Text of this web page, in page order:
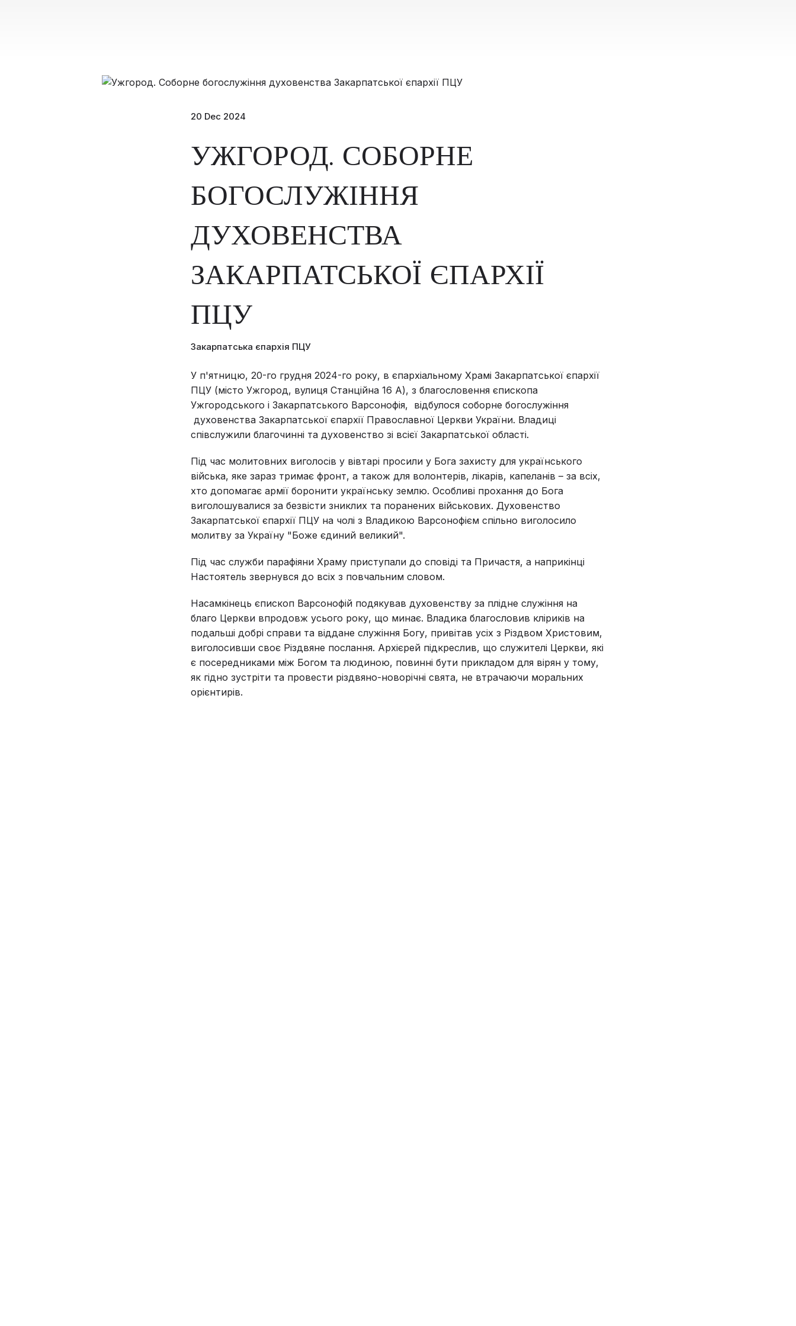
20 Dec 2024
УЖГОРОД. СОБОРНЕ
БОГОСЛУЖІННЯ
ДУХОВЕНСТВА
ЗАКАРПАТСЬКОЇ ЄПАРХІЇ
ПЦУ
Закарпатська єпархія ПЦУ
У п'ятницю, 20-го грудня 2024-го року, в єпархіальному Храмі Закарпатської єпархії
ПЦУ (місто Ужгород, вулиця Станційна 16 А), з благословення єпископа
Ужгородського і Закарпатського Варсонофія, відбулося соборне богослужіння
духовенства Закарпатської єпархії Православної Церкви України. Владиці
співслужили благочинні та духовенство зі всієї Закарпатської області.
Під час молитовних виголосів у вівтарі просили у Бога захисту для українського
війська, яке зараз тримає фронт, а також для волонтерів, лікарів, капеланів – за всіх,
хто допомагає армії боронити українську землю. Особливі прохання до Бога
виголошувалися за безвісти зниклих та поранених військових. Духовенство
Закарпатської єпархії ПЦУ на чолі з Владикою Варсонофієм спільно виголосило
молитву за Україну "Боже єдиний великий".
Під час служби парафіяни Храму приступали до сповіді та Причастя, а наприкінці
Настоятель звернувся до всіх з повчальним словом.
Насамкінець єпископ Варсонофій подякував духовенству за плідне служіння на
благо Церкви впродовж усього року, що минає. Владика благословив кліриків на
подальші добрі справи та віддане служіння Богу, привітав усіх з Різдвом Христовим,
виголосивши своє Різдвяне послання. Архієрей підкреслив, що служителі Церкви, які
є посередниками між Богом та людиною, повинні бути прикладом для вірян у тому,
як гідно зустріти та провести різдвяно-новорічні свята, не втрачаючи моральних
орієнтирів.